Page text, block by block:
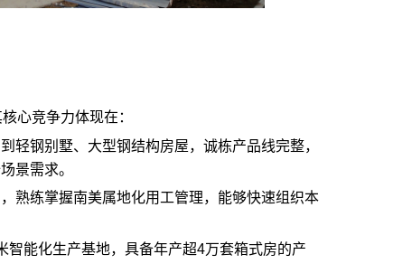
心竞争力体现在：
轻钢别墅、大型钢结构房屋，诚栋产品线完整，
景需求。
熟练掌握南美属地化用工管理，能够快速组织本
智能化生产基地，具备年产超4万套箱式房的产